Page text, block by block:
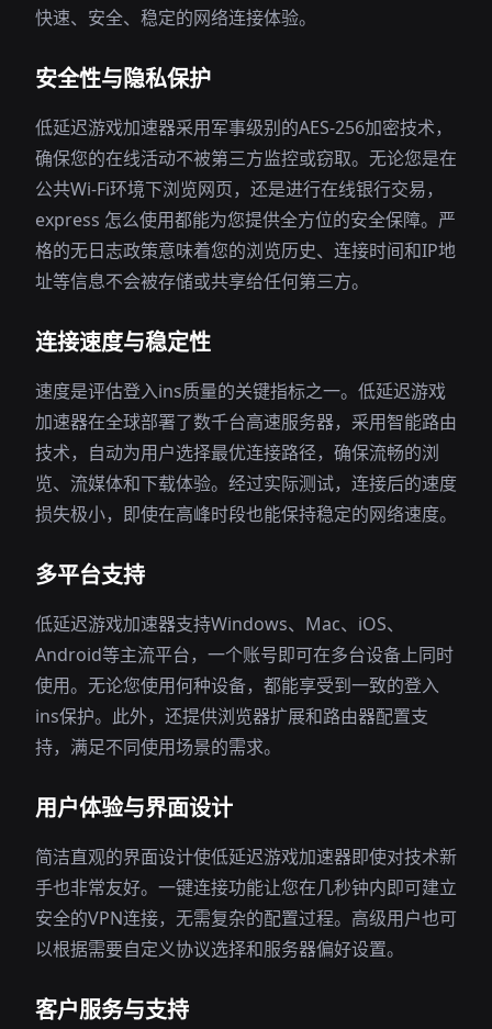
快速、安全、稳定的网络连接体验。
安全性与隐私保护
低延迟游戏加速器采用军事级别的AES-256加密技术，
确保您的在线活动不被第三方监控或窃取。无论您是在
公共Wi-Fi环境下浏览网页，还是进行在线银行交易，
express 怎么使用都能为您提供全方位的安全保障。严
格的无日志政策意味着您的浏览历史、连接时间和IP地
址等信息不会被存储或共享给任何第三方。
连接速度与稳定性
速度是评估登入ins质量的关键指标之一。低延迟游戏
加速器在全球部署了数千台高速服务器，采用智能路由
技术，自动为用户选择最优连接路径，确保流畅的浏
览、流媒体和下载体验。经过实际测试，连接后的速度
损失极小，即使在高峰时段也能保持稳定的网络速度。
多平台支持
低延迟游戏加速器支持Windows、Mac、iOS、
Android等主流平台，一个账号即可在多台设备上同时
使用。无论您使用何种设备，都能享受到一致的登入
ins保护。此外，还提供浏览器扩展和路由器配置支
持，满足不同使用场景的需求。
用户体验与界面设计
简洁直观的界面设计使低延迟游戏加速器即使对技术新
手也非常友好。一键连接功能让您在几秒钟内即可建立
安全的VPN连接，无需复杂的配置过程。高级用户也可
以根据需要自定义协议选择和服务器偏好设置。
客户服务与支持